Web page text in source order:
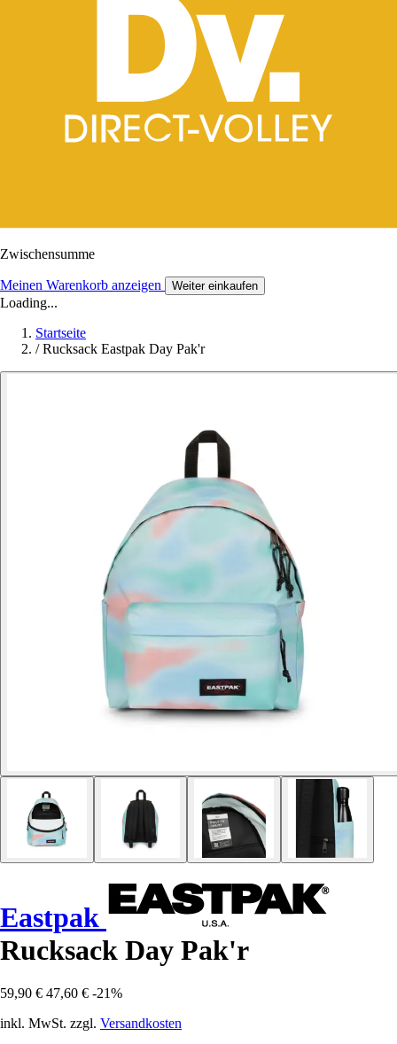
Zwischensumme
Meinen Warenkorb anzeigen Weiter einkaufen
Loading...
Startseite
/ Rucksack Eastpak Day Pak'r
Eastpak
Rucksack Day Pak'r
59,90 € 47,60 € -21%
inkl. MwSt. zzgl. Versandkosten